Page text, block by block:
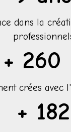
dans la
+ 400
crées avec
+ 280